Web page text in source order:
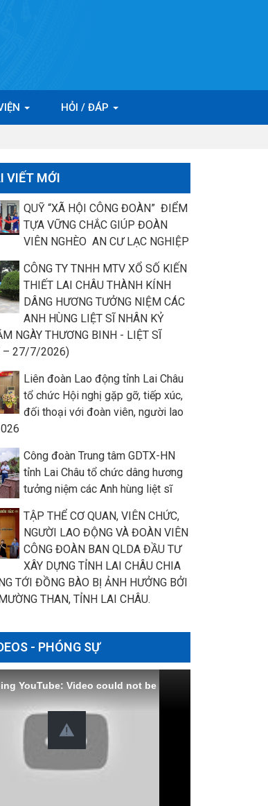
HỎI / ĐÁP
VIẾT MỚI
QUỸ “XÃ HỘI CÔNG ĐOÀN” ĐIỂM
TỰA VỮNG CHẮC GIÚP ĐOÀN
VIÊN NGHÈO AN CƯ LẠC NGHIỆP
CÔNG TY TNHH MTV XỔ SỐ KIẾN
THIẾT LAI CHÂU THÀNH KÍNH
DÂNG HƯƠNG TƯỞNG NIỆM CÁC
ANH HÙNG LIỆT SĨ NHÂN KỶ
NGÀY THƯƠNG BINH - LIỆT SĨ
27/7/2026)
Liên đoàn Lao động tỉnh Lai Châu
tổ chức Hội nghị gặp gỡ, tiếp xúc,
đối thoại với đoàn viên, người lao
Công đoàn Trung tâm GDTX-HN
tỉnh Lai Châu tổ chức dâng hương
tưởng niệm các Anh hùng liệt sĩ
TẬP THỂ CƠ QUAN, VIÊN CHỨC,
NGƯỜI LAO ĐỘNG VÀ ĐOÀN VIÊN
CÔNG ĐOÀN BAN QLDA ĐẦU TƯ
XÂY DỰNG TỈNH LAI CHÂU CHIA
TỚI ĐỒNG BÀO BỊ ẢNH HƯỞNG BỞI
THAN, TỈNH LAI CHÂU.
- PHÓNG SỰ
YouTube: Video could not be